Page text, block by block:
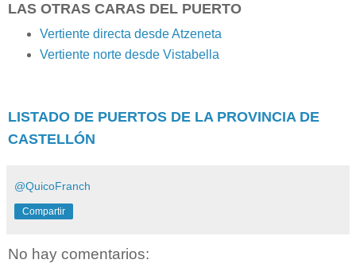
LAS OTRAS CARAS DEL PUERTO
Vertiente directa desde Atzeneta
Vertiente norte desde Vistabella
LISTADO DE PUERTOS DE LA PROVINCIA DE
CASTELLÓN
@QuicoFranch
Compartir
No hay comentarios: